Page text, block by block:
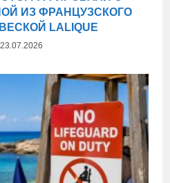
ИЗ ФРАНЦУЗСКОГО
LALIQUE
23.07.2026